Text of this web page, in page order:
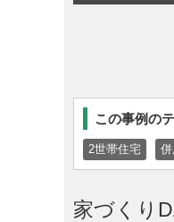
この事例の
2世帯住宅
家づくり